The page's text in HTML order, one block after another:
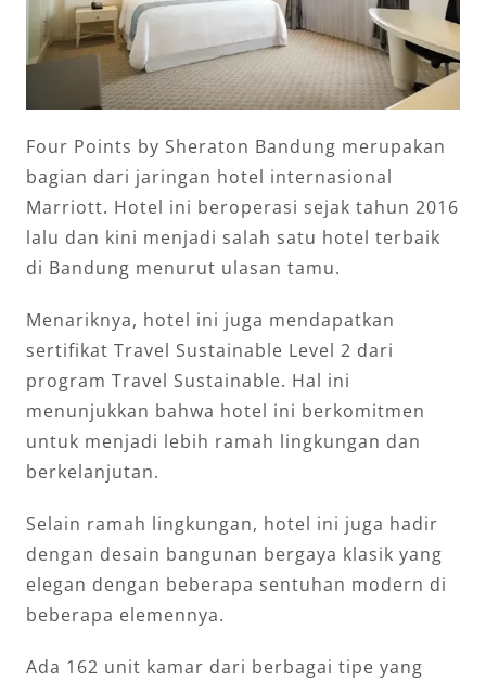
Four Points by Sheraton Bandung merupakan
bagian dari jaringan hotel internasional
Marriott. Hotel ini beroperasi sejak tahun 2016
lalu dan kini menjadi salah satu hotel terbaik
di Bandung menurut ulasan tamu.
Menariknya, hotel ini juga mendapatkan
sertifikat Travel Sustainable Level 2 dari
program Travel Sustainable. Hal ini
menunjukkan bahwa hotel ini berkomitmen
untuk menjadi lebih ramah lingkungan dan
berkelanjutan.
Selain ramah lingkungan, hotel ini juga hadir
dengan desain bangunan bergaya klasik yang
elegan dengan beberapa sentuhan modern di
beberapa elemennya.
Ada 162 unit kamar dari berbagai tipe yang